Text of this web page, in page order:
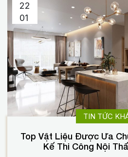
TIN TỨC
22
01
Top Vật Liệu Được Ưa
Kế Thi Công Nội